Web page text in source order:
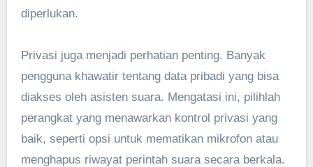
diperlukan.
Privasi juga menjadi perhatian penting. Banyak
pengguna khawatir tentang data pribadi yang bisa
diakses oleh asisten suara. Mengatasi ini, pilihlah
perangkat yang menawarkan kontrol privasi yang
baik, seperti opsi untuk mematikan mikrofon atau
menghapus riwayat perintah suara secara berkala.